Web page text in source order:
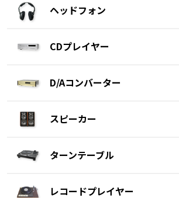
ヘッドフォン
CDプレイヤー
D/Aコンバーター
スピーカー
ターンテーブル
レコードプレイヤー